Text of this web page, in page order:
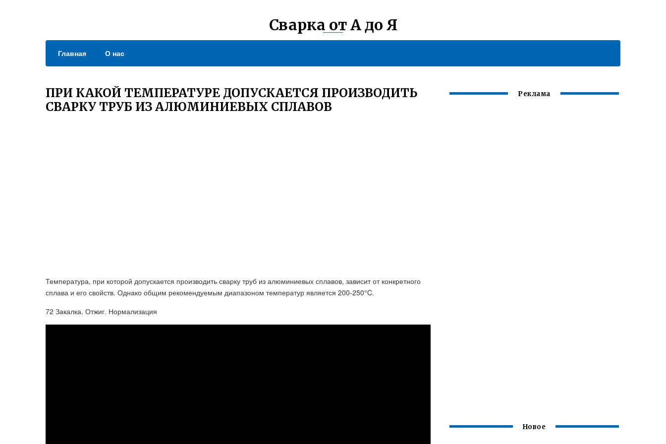
Сварка от А до Я
Главная О нас
ПРИ КАКОЙ ТЕМПЕРАТУРЕ ДОПУСКАЕТСЯ ПРОИЗВОДИТЬ
СВАРКУ ТРУБ ИЗ АЛЮМИНИЕВЫХ СПЛАВОВ
Температура, при которой допускается производить сварку труб из алюминиевых сплавов, зависит от конкретного
сплава и его свойств. Однако общим рекомендуемым диапазоном температур является 200-250°C.
72 Закалка. Отжиг. Нормализация
Реклама
Новое